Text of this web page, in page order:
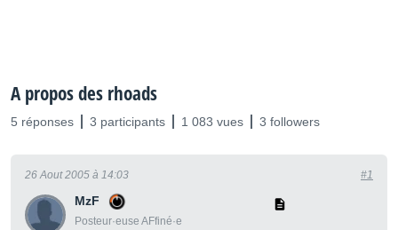
A propos des rhoads
5 réponses 3 participants 1 083 vues 3 followers
MzF
Posteur·euse AFfiné·e
26 Aout 2005 à 14:03 #1